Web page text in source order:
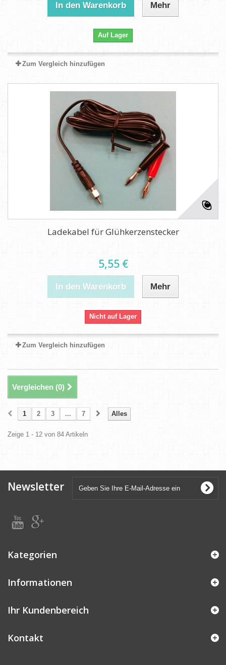
In den Warenkorb Mehr
Auf Lager
Zum Vergleich hinzufügen
Ladekabel für Glühkerzenstecker
5,55 €
In den Warenkorb Mehr
Nicht auf Lager
Zum Vergleich hinzufügen
Vergleichen (0)
Alles
1 2 3 ... 7
Zeige 1 - 12 von 84 Artikeln
Newsletter
Kategorien
Informationen
Ihr Kundenbereich
Kontakt